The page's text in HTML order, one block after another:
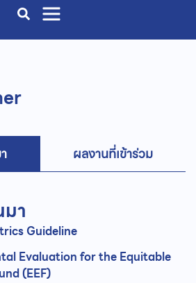
ผลงานที่เข้าร่วม
า
Guideline
Evaluation for the Equitable
(EEF)